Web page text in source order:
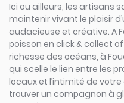
Ici ou ailleurs, les artisans
maintenir vivant le plaisir
audacieuse et créative. A
poisson en click & collect
richesse des océans, à
qui scelle le lien entre les
locaux et l’intimité de
trouver un compagnon à